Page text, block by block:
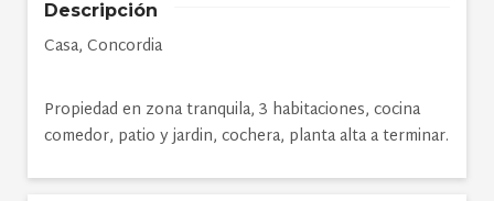
Descripción
Casa, Concordia
Propiedad en zona tranquila, 3 habitaciones, cocina
comedor, patio y jardin, cochera, planta alta a terminar.